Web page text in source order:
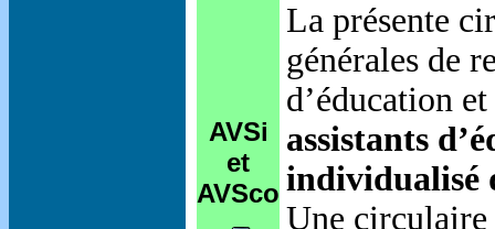
AVSi
et
AVSco
La présente
générales de
d’éducation
assistants
individualisé
Une circulaire